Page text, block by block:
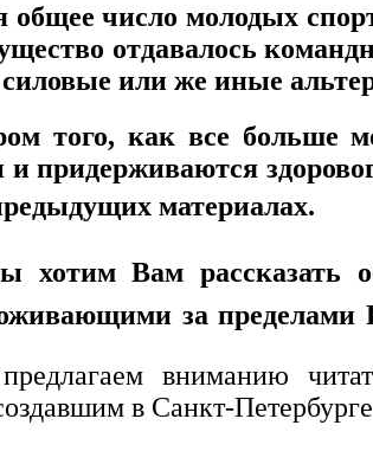
общее число молодых
отдавалось
силовые или же иные
того, как все больше
придерживаются
материалах.
хотим Вам рассказать
за пределами
вниманию
в Санкт-